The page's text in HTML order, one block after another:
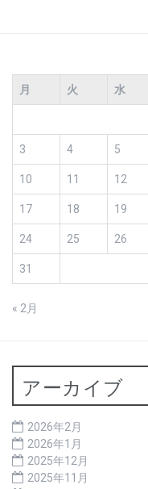
月
火 水
3 4 5
10 11 12
17 18 19
24 25 26
31
« 2月
アーカイブ
2026年2月
2026年1月
2025年12月
2025年11月